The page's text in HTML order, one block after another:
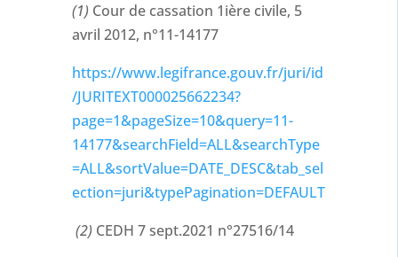
(1) Cour de cassation 1ière civile, 5
avril 2012, n°11-14177
https://www.legifrance.gouv.fr/juri/id
/JURITEXT000025662234?
page=1&pageSize=10&query=11-
14177&searchField=ALL&searchType
=ALL&sortValue=DATE_DESC&tab_sel
ection=juri&typePagination=DEFAULT
(2) CEDH 7 sept.2021 n°27516/14